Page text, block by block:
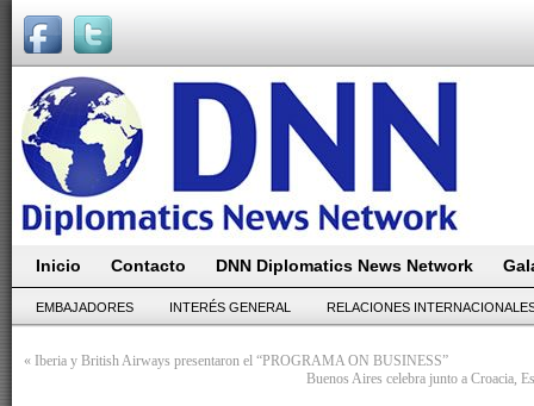
Inicio Contacto DNN Diplomatics News Network
EMBAJADORES INTERÉS GENERAL RELACIONES
« Iberia y British Airways presentaron el “PROGRAMA ON BUSINESS”
Buenos Aires celebra junto a Croacia,